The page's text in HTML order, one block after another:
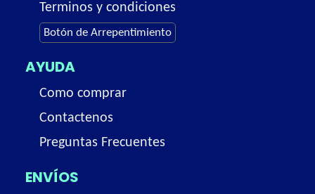
Terminos y condiciones
Botón de Arrepentimiento
AYUDA
Como comprar
Contactenos
Preguntas Frecuentes
ENVÍOS